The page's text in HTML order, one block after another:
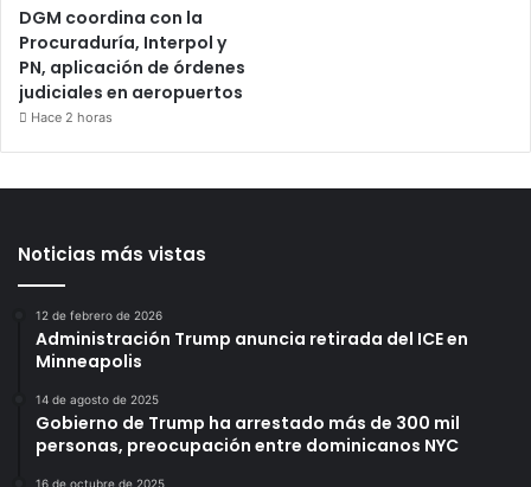
DGM coordina con la
Procuraduría, Interpol y
PN, aplicación de órdenes
judiciales en aeropuertos
Hace 2 horas
Noticias más vistas
12 de febrero de 2026
Administración Trump anuncia retirada del ICE en
Minneapolis
14 de agosto de 2025
Gobierno de Trump ha arrestado más de 300 mil
personas, preocupación entre dominicanos NYC
16 de octubre de 2025